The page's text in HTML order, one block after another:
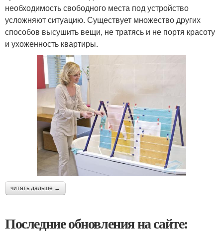
необходимость свободного места под устройство
усложняют ситуацию. Существует множество других
способов высушить вещи, не тратясь и не портя красоту
и ухоженность квартиры.
читать дальше →
Последние обновления на сайте: